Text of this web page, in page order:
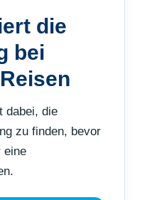
die
bei
dabei, die
zu finden, bevor
eine